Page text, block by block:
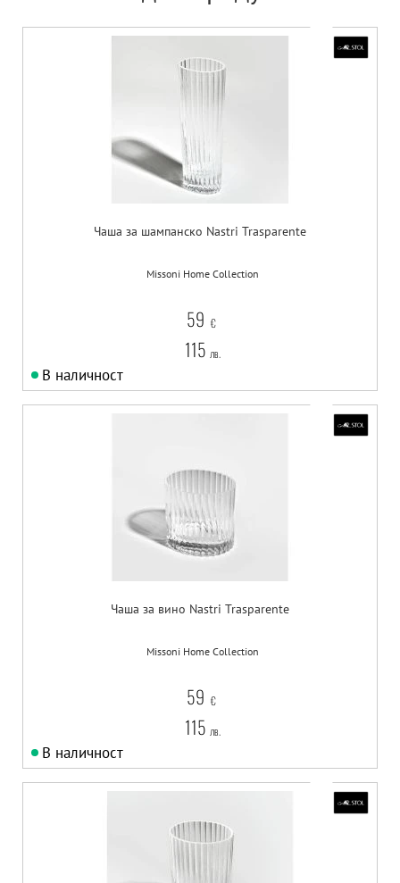
Чаша за шампанско Nastri Trasparente
Missoni Home Collection
59 €
115 лв.
В наличност
Чаша за вино Nastri Trasparente
Missoni Home Collection
59 €
115 лв.
В наличност